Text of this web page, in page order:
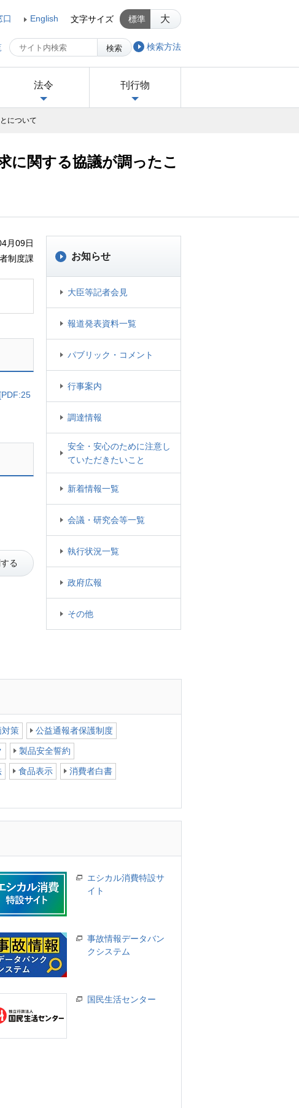
文字サイズ 標準 大
口 English
検索 検索方法
法令 刊行物
について
に関する協議が調ったこ
月09日
制度課
る
お知らせ
大臣等記者会見
報道発表資料一覧
パブリック・コメント
行事案内
調達情報
安全・安心のために注意し
ていただきたいこと
新着情報一覧
会議・研究会等一覧
執行状況一覧
政府広報
その他
対策 公益通報者保護制度
製品安全誓約
食品表示 消費者白書
エシカル消費特設サ
イト
事故情報データバン
クシステム
国民生活センター